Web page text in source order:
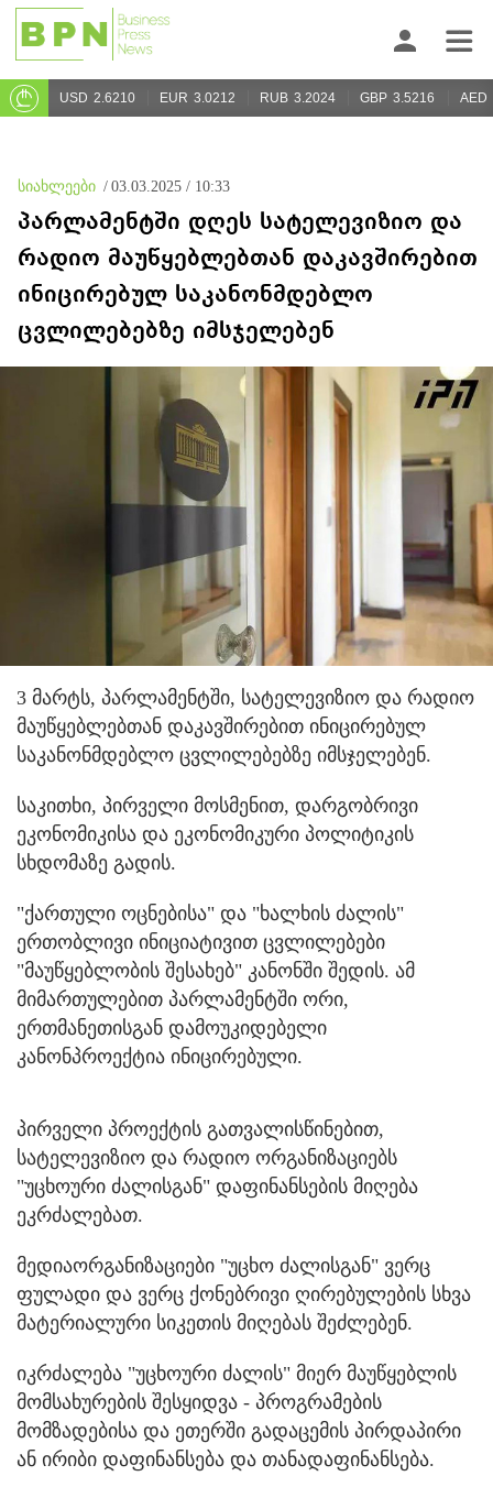
USD 2.6210 EUR 3.0212 RUB 3.2024 GBP 3.5216 AED
სიახლეები / 03.03.2025 / 10:33
პარლამენტში დღეს სატელევიზიო და
რადიო მაუწყებლებთან დაკავშირებით
ინიცირებულ საკანონმდებლო
ცვლილებებზე იმსჯელებენ
3 მარტს, პარლამენტში, სატელევიზიო და რადიო
მაუწყებლებთან დაკავშირებით ინიცირებულ
საკანონმდებლო ცვლილებებზე იმსჯელებენ.
საკითხი, პირველი მოსმენით, დარგობრივი
ეკონომიკისა და ეკონომიკური პოლიტიკის
სხდომაზე გადის.
"ქართული ოცნებისა" და "ხალხის ძალის"
ერთობლივი ინიციატივით ცვლილებები
"მაუწყებლობის შესახებ" კანონში შედის. ამ
მიმართულებით პარლამენტში ორი,
ერთმანეთისგან დამოუკიდებელი
კანონპროექტია ინიცირებული.
პირველი პროექტის გათვალისწინებით,
სატელევიზიო და რადიო ორგანიზაციებს
"უცხოური ძალისგან" დაფინანსების მიღება
ეკრძალებათ.
მედიაორგანიზაციები "უცხო ძალისგან" ვერც
ფულადი და ვერც ქონებრივი ღირებულების სხვა
მატერიალური სიკეთის მიღებას შეძლებენ.
იკრძალება "უცხოური ძალის" მიერ მაუწყებლის
მომსახურების შესყიდვა - პროგრამების
მომზადებისა და ეთერში გადაცემის პირდაპირი
ან ირიბი დაფინანსება და თანადაფინანსება.